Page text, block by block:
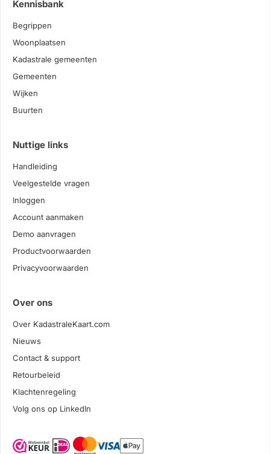
Kennisbank
Begrippen
Woonplaatsen
Kadastrale gemeenten
Gemeenten
Wijken
Buurten
Nuttige links
Handleiding
Veelgestelde vragen
Inloggen
Account aanmaken
Demo aanvragen
Productvoorwaarden
Privacyvoorwaarden
Over ons
Over KadastraleKaart.com
Nieuws
Contact & support
Retourbeleid
Klachtenregeling
Volg ons op LinkedIn